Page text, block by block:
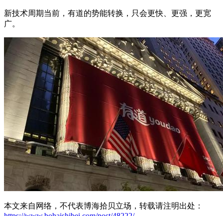
新技术周期当前，有道的势能转换，只会更快、更强，更宽
广。
本文来自网络，不代表博海拾贝立场，转载请注明出处：